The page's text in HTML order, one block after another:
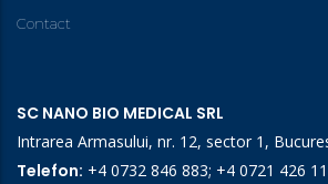
Contact
SC NANO BIO MEDICAL SRL
Intrarea Armasului, nr. 12, sector 1,
Telefon: +4 0732 846 883; +4 0721 426